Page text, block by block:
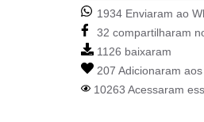
1934 Enviaram ao
32 compartilharam
1126 baixaram
207 Adicionaram
10263 Acessaram